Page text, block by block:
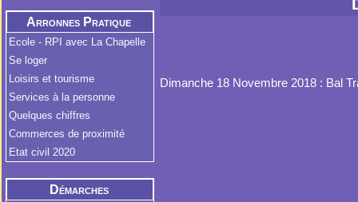
Arronnes Pratique
Ecole - RPI avec La Chapelle
Se loger
Loisirs et tourisme
Services à la personne
Quelques chiffres
Commerces de proximité
Etat civil 2020
Démarches
Dimanche 18 Novembre 2018 : Bal